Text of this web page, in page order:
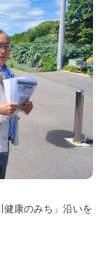
康のみち」沿いを